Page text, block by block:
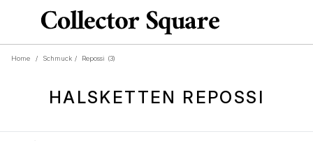
Home / Schmuck / Repossi (3)
HALSKETTEN REPOSSI